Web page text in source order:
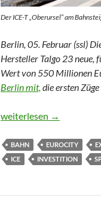
Der ICE-T „Oberursel“ am
Berlin, 05. Februar (ssl)
Hersteller Talgo 23 neue,
Wert von 550 Millionen
Berlin mit, die ersten
Deutsche Bahn bestellt
weiterlesen →
BAHN EUROCITY
ICE
INVESTITION